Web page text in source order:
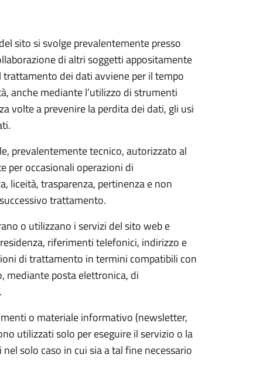
sito si svolge prevalentemente presso
di altri soggetti appositamente
dei dati avviene per il tempo
anche mediante l’utilizzo di strumenti
volte a prevenire la perdita dei dati, gli usi
prevalentemente tecnico, autorizzato al
per occasionali operazioni di
liceità, trasparenza, pertinenza e non
trattamento.
o utilizzano i servizi del sito web e
riferimenti telefonici, indirizzo e
di trattamento in termini compatibili con
mediante posta elettronica, di
o materiale informativo (newsletter,
utilizzati solo per eseguire il servizio o la
solo caso in cui sia a tal fine necessario